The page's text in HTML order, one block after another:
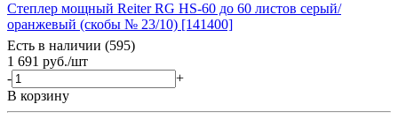
Степлер мощный Reiter RG HS-60 до 60 листов серый/
оранжевый (скобы № 23/10) [141400]
Есть в наличии (595)
1 691 руб./шт
-
+
В корзину